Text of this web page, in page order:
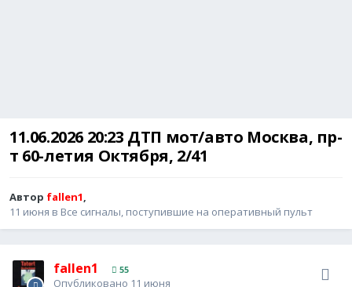
11.06.2026 20:23 ДТП мот/авто Москва, пр-
т 60-летия Октября, 2/41
Автор fallen1,
11 июня в Все сигналы, поступившие на оперативный пульт
fallen1 55
Опубликовано 11 июня